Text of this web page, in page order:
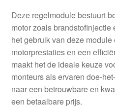
Deze regelmodule bestuurt
motor zoals
het gebruik van deze
motorprestaties en een
maakt het de ideale keuze
monteurs als ervaren doe-
naar een betrouwbare en
een betaalbare prijs.